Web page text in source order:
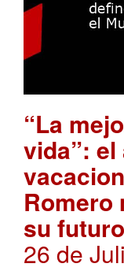
“La
vida”:
Romero
su
26 de